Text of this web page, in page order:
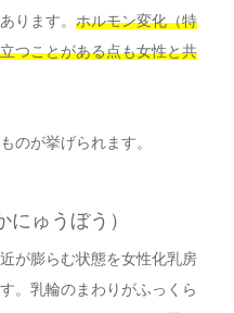
ります。 ホルモン変化（特
つことがある点も女性と共
のが挙げられます。
ゅうぼう）
が膨らむ状態を女性化乳房
。乳輪のまわりがふっくら